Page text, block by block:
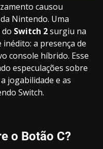
causou
Nintendo. Uma
Switch 2surgiu na
a presença de
console híbrido. Esse
especulações sobre
jogabilidade e as
Switch.
o Botão C?